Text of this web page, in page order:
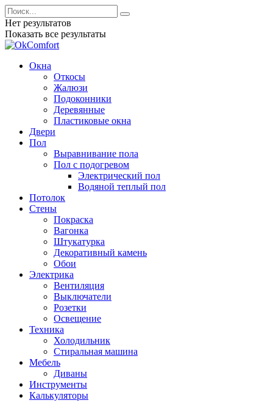
Нет результатов
Показать все результаты
Окна
Откосы
Жалюзи
Подоконники
Деревянные
Пластиковые окна
Двери
Пол
Выравнивание пола
Пол с подогревом
Электрический пол
Водяной теплый пол
Потолок
Стены
Покраска
Вагонка
Штукатурка
Декоративный камень
Обои
Электрика
Вентиляция
Выключатели
Розетки
Освещение
Техника
Холодильник
Стиральная машина
Мебель
Диваны
Инструменты
Калькуляторы